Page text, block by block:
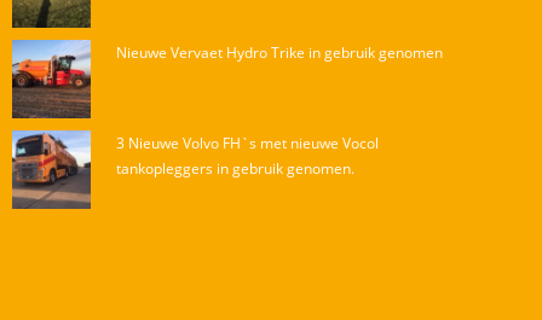
Nieuwe Vervaet Hydro Trike in gebruik genomen
3 Nieuwe Volvo FH`s met nieuwe Vocol
tankopleggers in gebruik genomen.